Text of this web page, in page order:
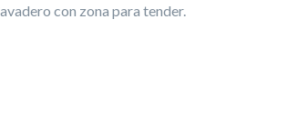
con zona para tender.